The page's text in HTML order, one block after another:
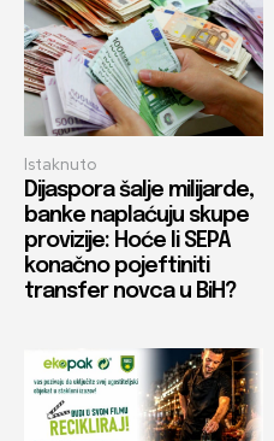
Istaknuto
Dijaspora šalje milijarde,
banke naplaćuju skupe
provizije: Hoće li SEPA
konačno pojeftiniti
transfer novca u BiH?